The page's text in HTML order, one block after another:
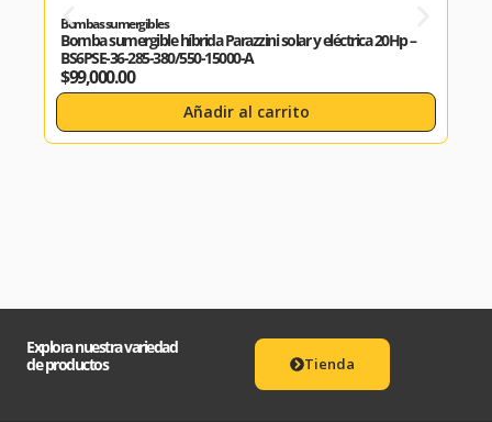
Bombas sumergibles
Bomba sumergible híbrida Parazzini solar y eléctrica 20Hp –
BS6PSE-36-285-380/550-15000-A
$99,000.00
Añadir al carrito
Explora nuestra variedad
de productos
Tienda